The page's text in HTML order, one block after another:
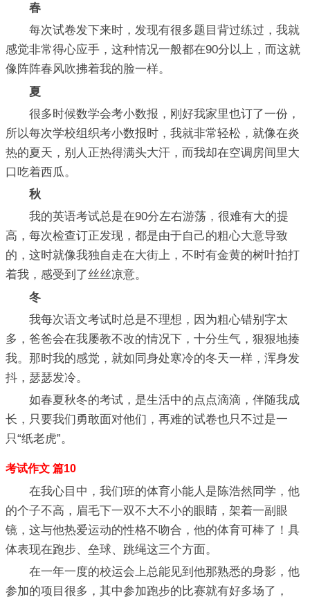
春
每次试卷发下来时，发现有很多题目背过练过，我就
感觉非常得心应手，这种情况一般都在90分以上，而这就
像阵阵春风吹拂着我的脸一样。
夏
很多时候数学会考小数报，刚好我家里也订了一份，
所以每次学校组织考小数报时，我就非常轻松，就像在炎
热的夏天，别人正热得满头大汗，而我却在空调房间里大
口吃着西瓜。
秋
我的英语考试总是在90分左右游荡，很难有大的提
高，每次检查订正发现，都是由于自己的粗心大意导致
的，这时就像我独自走在大街上，不时有金黄的树叶拍打
着我，感受到了丝丝凉意。
冬
我每次语文考试时总是不理想，因为粗心错别字太
多，爸爸会在我屡教不改的情况下，十分生气，狠狠地揍
我。那时我的感觉，就如同身处寒冷的冬天一样，浑身发
抖，瑟瑟发冷。
如春夏秋冬的考试，是生活中的点点滴滴，伴随我成
长，只要我们勇敢面对他们，再难的试卷也只不过是一
只“纸老虎”。
考试作文 篇10
在我心目中，我们班的体育小能人是陈浩然同学，他
的个子不高，眉毛下一双不大不小的眼睛，架着一副眼
镜，这与他热爱运动的性格不吻合，他的体育可棒了！具
体表现在跑步、垒球、跳绳这三个方面。
在一年一度的校运会上总能见到他那熟悉的身影，他
参加的项目很多，其中参加跑步的比赛就有好多场了，